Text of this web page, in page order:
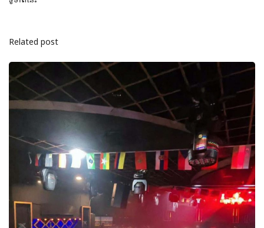
Related post
ព័ត៌មានអន្